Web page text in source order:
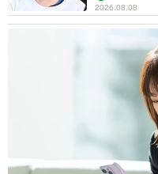
ら生き生きと暮らす』と
いに賛同してるのですが
には難しすぎることが多
高齢者じゃなくても複雑
イスは、『古いインター
手をつけよう』です。ポ
た人がたくさんいること
2026.08.08